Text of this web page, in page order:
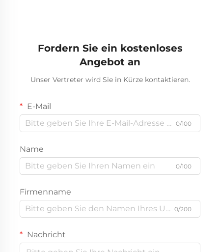
AnhängerFordern Sie ein kostenloses
Angebot an
Unser Vertreter wird Sie in Kürze kontaktieren.
E-Mail
0/100
Name
0/100
Firmenname
0/200
Nachricht